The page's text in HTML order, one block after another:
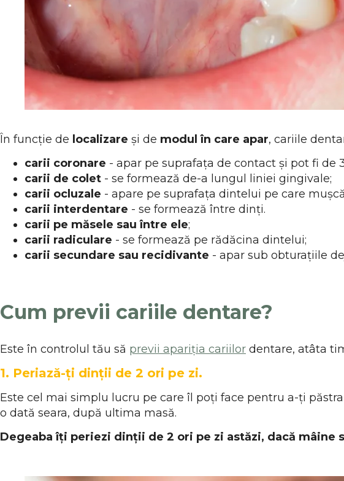
În funcție de localizare și de modul în care apar, cariile
carii coronare - apar pe suprafața de contact și pot fi de
carii de colet - se formează de-a lungul liniei gingivale;
carii ocluzale - apare pe suprafața dintelui pe care
carii interdentare - se formează între dinți.
carii pe măsele sau între ele;
carii radiculare - se formează pe rădăcina dintelui;
carii secundare sau recidivante - apar sub obturațiile
Cum previi cariile dentare?
Este în controlul tău să previi apariția cariilor dentare, atâta
1. Periază-ți dinții de 2 ori pe zi.
Este cel mai simplu lucru pe care îl poți face pentru a-ți
o dată seara, după ultima masă.
Degeaba îți periezi dinții de 2 ori pe zi astăzi, dacă mâine